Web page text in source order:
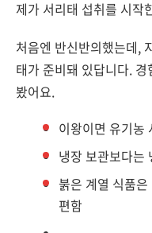
제가 서리태 섭취를 시작
처음엔 반신반의했는데,
태가 준비돼 있답니다.
봤어요.
이왕이면 유기농
냉장 보관보다는
붉은 계열 식품
편함